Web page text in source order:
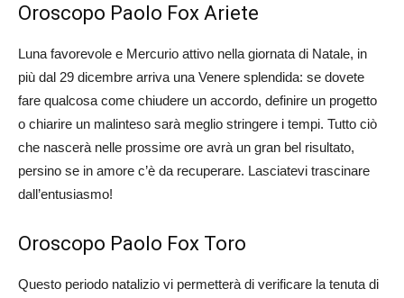
Oroscopo Paolo Fox Ariete
Luna favorevole e Mercurio attivo nella giornata di Natale, in
più dal 29 dicembre arriva una Venere splendida: se dovete
fare qualcosa come chiudere un accordo, definire un progetto
o chiarire un malinteso sarà meglio stringere i tempi. Tutto ciò
che nascerà nelle prossime ore avrà un gran bel risultato,
persino se in amore c’è da recuperare. Lasciatevi trascinare
dall’entusiasmo!
Oroscopo Paolo Fox Toro
Questo periodo natalizio vi permetterà di verificare la tenuta di